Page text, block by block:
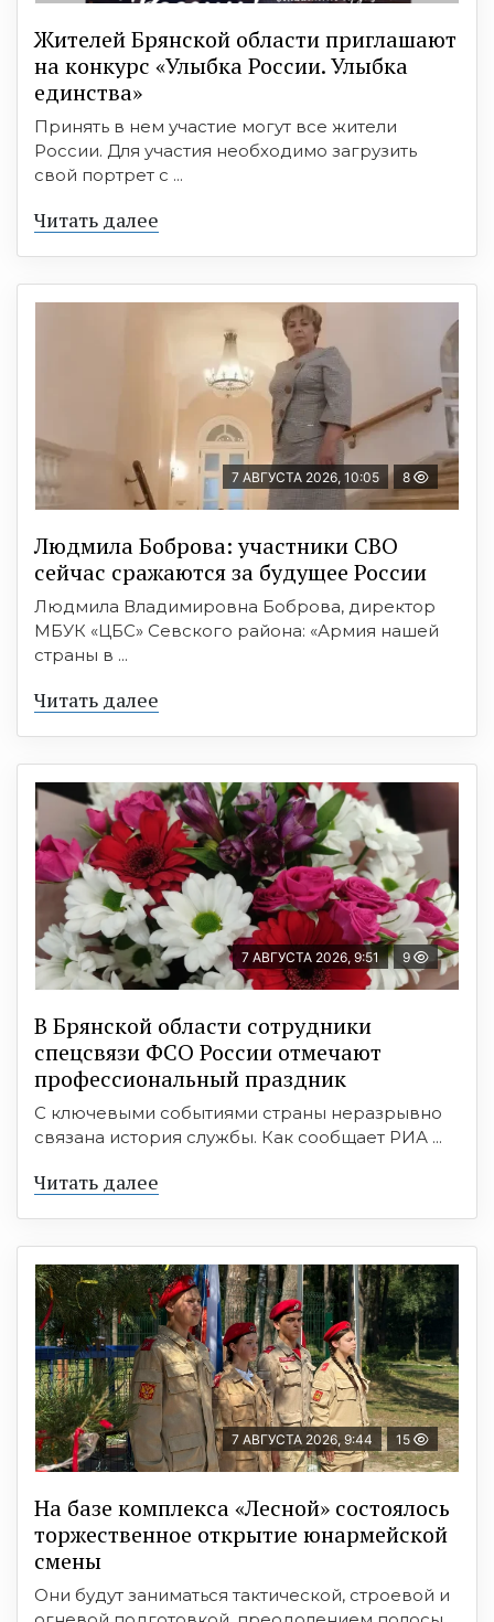
Жителей Брянской области приглашают
на конкурс «Улыбка России. Улыбка
единства»
Принять в нем участие могут все жители
России. Для участия необходимо загрузить
свой портрет с ...
Читать далее
7 АВГУСТА 2026, 10:05 8
Людмила Боброва: участники СВО
сейчас сражаются за будущее России
Людмила Владимировна Боброва, директор
МБУК «ЦБС» Севского района: «Армия нашей
страны в ...
Читать далее
7 АВГУСТА 2026, 9:51 9
В Брянской области сотрудники
спецсвязи ФСО России отмечают
профессиональный праздник
С ключевыми событиями страны неразрывно
связана история службы. Как сообщает РИА ...
Читать далее
7 АВГУСТА 2026, 9:44 15
На базе комплекса «Лесной» состоялось
торжественное открытие юнармейской
смены
Они будут заниматься тактической, строевой и